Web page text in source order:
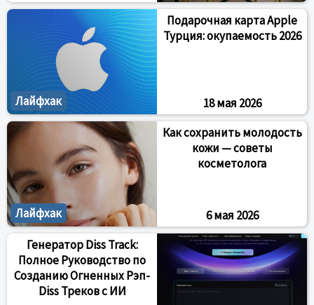
Лайфхак
Подарочная карта Apple
Турция: окупаемость 2026
18 мая 2026
Лайфхак
Как сохранить молодость
кожи — советы
косметолога
6 мая 2026
Генератор Diss Track:
Полное Руководство по
Созданию Огненных Рэп-
Diss Треков с ИИ